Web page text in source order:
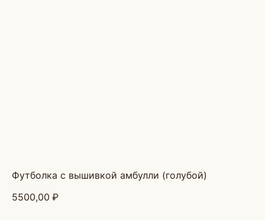
футболка с вышивкой амбулли (голубой)
5500,00 ₽